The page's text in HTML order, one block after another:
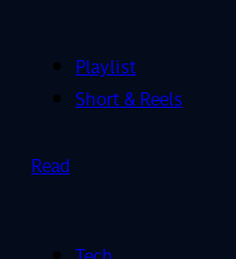
Playlist
Short & Reels
Read